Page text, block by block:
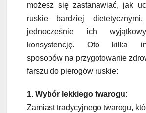
możesz się zastanawiać, jak
ruskie bardziej
jednocześnie ich
konsystencję. Oto kilka
sposobów na przygotowanie
farszu do pierogów ruskie:
1. Wybór lekkiego twarogu:
Zamiast tradycyjnego twarogu,